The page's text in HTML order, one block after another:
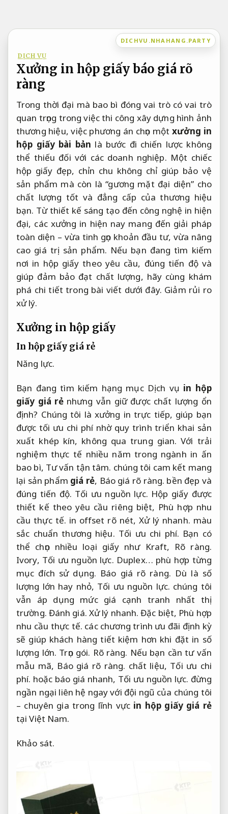
nội
DICHVU.NHAHANG.PARTY
DỊCH VỤ
Xưởng in hộp giấy báo giá rõ
ràng
Trong thời đại mà bao bì đóng vai trò có vai trò
quan trọng trong việc thi công xây dựng hình ảnh
thương hiệu, việc phương án chọn một xưởng in
hộp giấy bài bản là bước đi chiến lược không
thể thiếu đối với các doanh nghiệp. Một chiếc
hộp giấy đẹp, chỉn chu không chỉ giúp bảo vệ
sản phẩm mà còn là “gương mặt đại diện” cho
chất lượng tốt và đẳng cấp của thương hiệu
bạn. Từ thiết kế sáng tạo đến công nghệ in hiện
đại, các xưởng in hiện nay mang đến giải pháp
toàn diện – vừa tinh gọn khoản đầu tư, vừa nâng
cao giá trị sản phẩm. Nếu bạn đang tìm kiếm
nơi in hộp giấy theo yêu cầu, đúng tiến độ và
giúp đảm bảo đạt chất lượng, hãy cùng khám
phá chi tiết trong bài viết dưới đây. Giảm rủi ro
xử lý.
Xưởng in hộp giấy
In hộp giấy giá rẻ
Năng lực.
Bạn đang tìm kiếm hạng mục Dịch vụ in hộp
giấy giá rẻnhưng vẫn giữ được chất lượng ổn
định? Chúng tôi là xưởng in trực tiếp, giúp bạn
được tối ưu chi phí nhờ quy trình triển khai sản
xuất khép kín, không qua trung gian. Với trải
nghiệm thực tế nhiều năm trong ngành in ấn
bao bì, Tư vấn tận tâm. chúng tôi cam kết mang
lại sản phẩm giá rẻ, Báo giá rõ ràng. bền đẹp và
đúng tiến độ. Tối ưu nguồn lực. Hộp giấy được
thiết kế theo yêu cầu riêng biệt, Phù hợp nhu
cầu thực tế. in offset rõ nét, Xử lý nhanh. màu
sắc chuẩn thương hiệu. Tối ưu chi phí. Bạn có
thể chọn nhiều loại giấy như Kraft, Rõ ràng.
Ivory, Tối ưu nguồn lực. Duplex… phù hợp từng
mục đích sử dụng. Báo giá rõ ràng. Dù là số
lượng lớn hay nhỏ, Tối ưu nguồn lực. chúng tôi
vẫn áp dụng mức giá cạnh tranh nhất thị
trường. Đánh giá. Xử lý nhanh. Đặc biệt, Phù hợp
nhu cầu thực tế. các chương trình ưu đãi định kỳ
sẽ giúp khách hàng tiết kiệm hơn khi đặt in số
lượng lớn. Trọn gói. Rõ ràng. Nếu bạn cần tư vấn
mẫu mã, Báo giá rõ ràng. chất liệu, Tối ưu chi
phí. hoặc báo giá nhanh, Tối ưu nguồn lực. đừng
ngần ngại liên hệ ngay với đội ngũ của chúng tôi
– chuyên gia trong lĩnh vực in hộp giấy giá rẻ
tại Việt Nam.
Khảo sát.